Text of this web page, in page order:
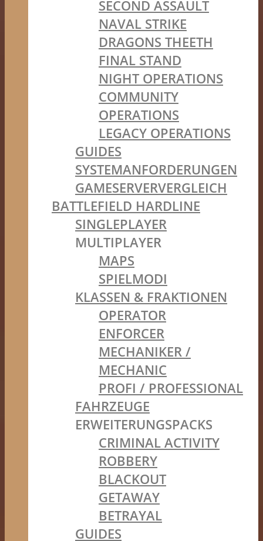
SECOND ASSAULT
NAVAL STRIKE
DRAGONS THEETH
FINAL STAND
NIGHT OPERATIONS
COMMUNITY
OPERATIONS
LEGACY OPERATIONS
GUIDES
SYSTEMANFORDERUNGEN
GAMESERVERVERGLEICH
BATTLEFIELD HARDLINE
SINGLEPLAYER
MULTIPLAYER
MAPS
SPIELMODI
KLASSEN & FRAKTIONEN
OPERATOR
ENFORCER
MECHANIKER /
MECHANIC
PROFI / PROFESSIONAL
FAHRZEUGE
ERWEITERUNGSPACKS
CRIMINAL ACTIVITY
ROBBERY
BLACKOUT
GETAWAY
BETRAYAL
GUIDES